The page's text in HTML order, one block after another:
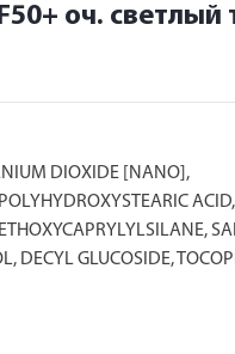
оч. светлый
DIOXIDE [NANO],
DECYL GLUCOSIDE,